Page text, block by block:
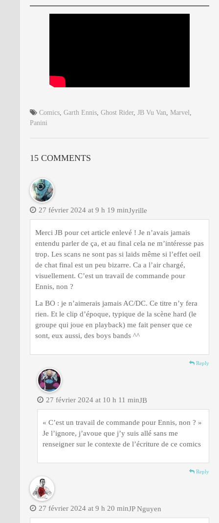
Comics Garth Ennis Ghost Rider, JB Vu Van Marvel
Panini
15 COMMENTS
Jyrille
27 février 2024 at 9 h 19 min
Merci JB pour cet article enlevé ! Je n’avais jamais
entendu parler de ça, et au final cela ne m’intéresse pas
trop. Les scans ne sont pas si laids même si l’effet oeil
de chat final est un peu bizarre. Ca a l’air chargé,
visuellement. C’est un travail de commande pour
Ennis, non ?
La BO : je n’aimerais jamais AC/DC. Ce titre n’y fera
rien. Et le clip d’époque, typique de la scène hard (le
groupe qui joue en playback) me fait penser que ce
sont, eux aussi, des boys bands ^^
Reply
JB
27 février 2024 at 10 h 11 min
« C’est un travail de commande pour Ennis, non ? »
Je l’ignore, j’avoue que j’y suis allé sans me
renseigner sur le contexte de l’écriture de ce comics
Reply
JP Nguyen
27 février 2024 at 9 h 20 min